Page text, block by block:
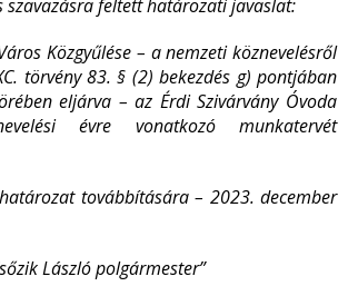
szavazásra feltett határozati javaslat:
Közgyűlése – a nemzeti köznevelésről
törvény 83. § (2) bekezdés g) pontjában
eljárva – az Érdi Szivárvány Óvoda
évre vonatkozó munkatervét
továbbítására – 2023. december
László polgármester”